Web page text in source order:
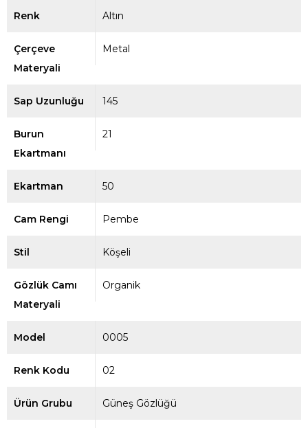
Renk Altın
Çerçeve
Materyali
Metal
Sap Uzunluğu 145
Burun
Ekartmanı
21
Ekartman 50
Cam Rengi Pembe
Stil Köşeli
Gözlük Camı
Materyali
Organik
Model 0005
Renk Kodu 02
Ürün Grubu Güneş Gözlüğü